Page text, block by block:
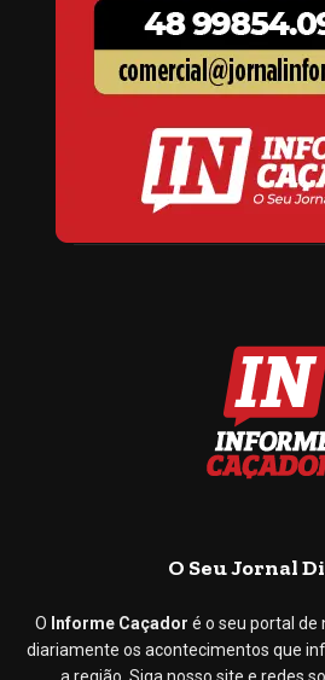
O Seu Jornal
O Informe Caçador é o seu portal de
diariamente os acontecimentos que